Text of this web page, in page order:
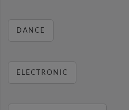
DANCE
ELECTRONIC